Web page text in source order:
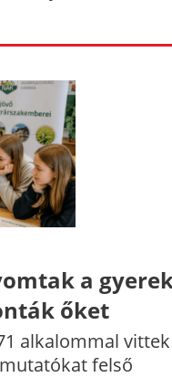
a
őket
alkalommal vittek
felső